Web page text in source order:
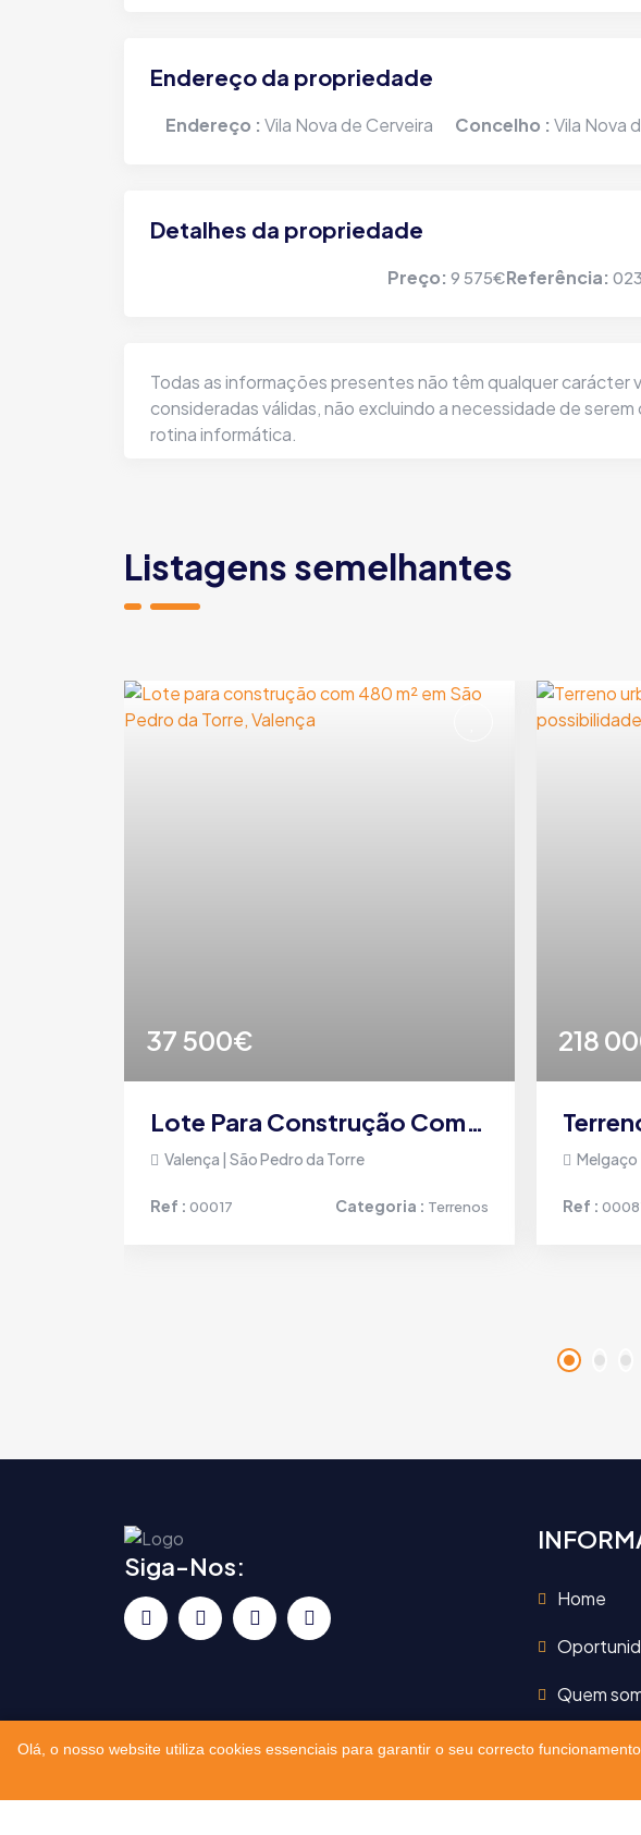
Endereço da propriedade
Endereço : Vila Nova de Cerveira Concelho : Vila Nova
Detalhes da propriedade
Preço: 9 575€Referência:
Todas as informações presentes não têm qualquer carácter
consideradas válidas, não excluindo a necessidade de
rotina informática.
Pizzaria/Restaurante em
Melgaço | Vila e Roussas | Avª Capitão
Listagens semelhantes
37 500€
Lote Para Construção Com 480 M² Em São Pedro Da Torre, Valença
Valença | São Pedro da Torre
Ref :00017 Categoria : Terrenos
218
Melgaço
Ref :
Olá, o nosso website utiliza cookies essenciais para garantir o seu correcto
Siga-Nos:
Home
Quem
Blog